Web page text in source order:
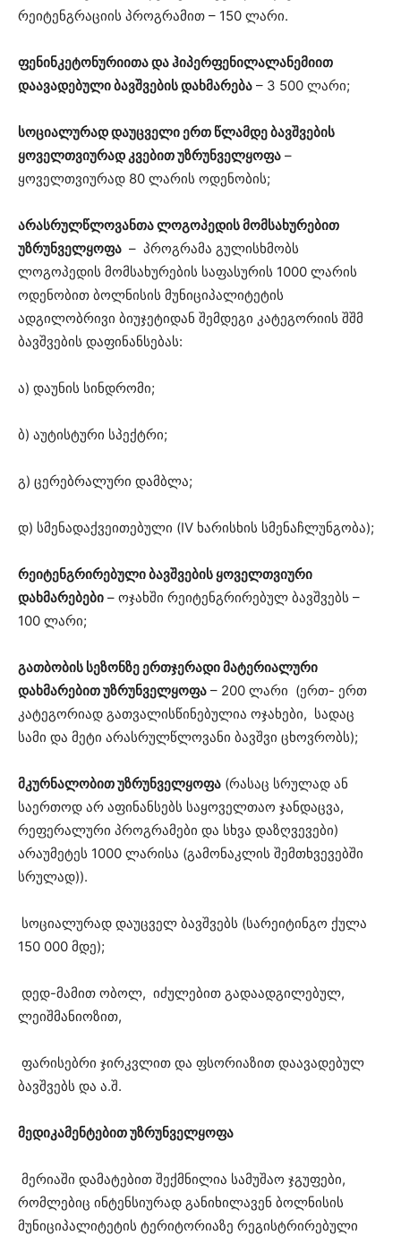
რეიტენგრაციის პროგრამით – 150 ლარი.
ფენინკეტონურიითა და ჰიპერფენილალანემიით
დაავადებული ბავშვების დახმარება – 3 500 ლარი;
სოციალურად დაუცველი ერთ წლამდე ბავშვების
ყოველთვიურად კვებით უზრუნველყოფა –
ყოველთვიურად 80 ლარის ოდენობის;
არასრულწლოვანთა ლოგოპედის მომსახურებით
უზრუნველყოფა – პროგრამა გულისხმობს
ლოგოპედის მომსახურების საფასურის 1000 ლარის
ოდენობით ბოლნისის მუნიციპალიტეტის
ადგილობრივი ბიუჯეტიდან შემდეგი კატეგორიის შშმ
ბავშვების დაფინანსებას:
ა) დაუნის სინდრომი;
ბ) აუტისტური სპექტრი;
გ) ცერებრალური დამბლა;
დ) სმენადაქვეითებული (IV ხარისხის სმენაჩლუნგობა);
რეიტენგრირებული ბავშვების ყოველთვიური
დახმარებები – ოჯახში რეიტენგრირებულ ბავშვებს –
100 ლარი;
გათბობის სეზონზე ერთჯერადი მატერიალური
დახმარებით უზრუნველყოფა – 200 ლარი (ერთ- ერთ
კატეგორიად გათვალისწინებულია ოჯახები, სადაც
სამი და მეტი არასრულწლოვანი ბავშვი ცხოვრობს);
მკურნალობით უზრუნველყოფა (რასაც სრულად ან
საერთოდ არ აფინანსებს საყოველთაო ჯანდაცვა,
რეფერალური პროგრამები და სხვა დაზღვევები)
არაუმეტეს 1000 ლარისა (გამონაკლის შემთხვევებში
სრულად)).
სოციალურად დაუცველ ბავშვებს (სარეიტინგო ქულა
150 000 მდე);
დედ-მამით ობოლ, იძულებით გადაადგილებულ,
ლეიშმანიოზით,
ფარისებრი ჯირკვლით და ფსორიაზით დაავადებულ
ბავშვებს და ა.შ.
მედიკამენტებით უზრუნველყოფა
მერიაში დამატებით შექმნილია სამუშაო ჯგუფები,
რომლებიც ინტენსიურად განიხილავენ ბოლნისის
მუნიციპალიტეტის ტერიტორიაზე რეგისტრირებული